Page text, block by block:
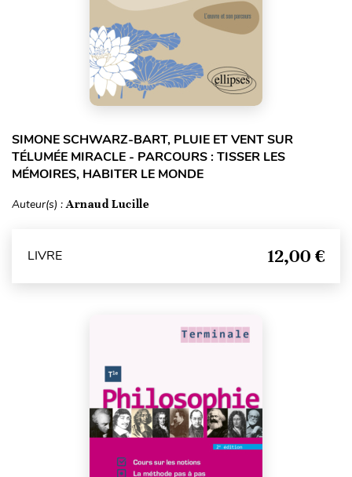
SIMONE SCHWARZ-BART, PLUIE ET VENT SUR
TÉLUMÉE MIRACLE - PARCOURS : TISSER LES
MÉMOIRES, HABITER LE MONDE
Auteur(s) :Arnaud Lucille
LIVRE 12,00 €